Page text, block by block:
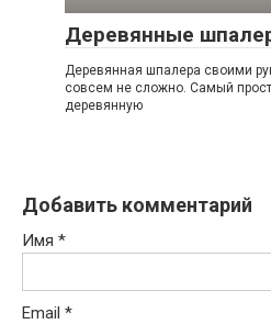
Деревянные
Деревянная шпалера своими
совсем не сложно. Самый
деревянную
Добавить комментарий
Имя *
Email *